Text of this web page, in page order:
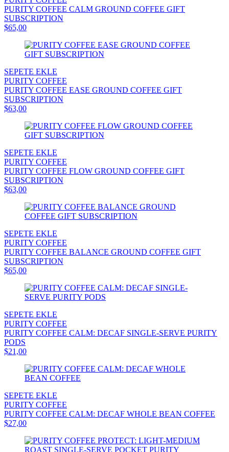
PURITY COFFEE CALM GROUND COFFEE GIFT
SUBSCRIPTION
$65,00
SEPETE EKLE
PURITY COFFEE
PURITY COFFEE EASE GROUND COFFEE GIFT
SUBSCRIPTION
$63,00
SEPETE EKLE
PURITY COFFEE
PURITY COFFEE FLOW GROUND COFFEE GIFT
SUBSCRIPTION
$63,00
SEPETE EKLE
PURITY COFFEE
PURITY COFFEE BALANCE GROUND COFFEE GIFT
SUBSCRIPTION
$65,00
SEPETE EKLE
PURITY COFFEE
PURITY COFFEE CALM: DECAF SINGLE-SERVE PURITY
PODS
$21,00
SEPETE EKLE
PURITY COFFEE
PURITY COFFEE CALM: DECAF WHOLE BEAN COFFEE
$27,00